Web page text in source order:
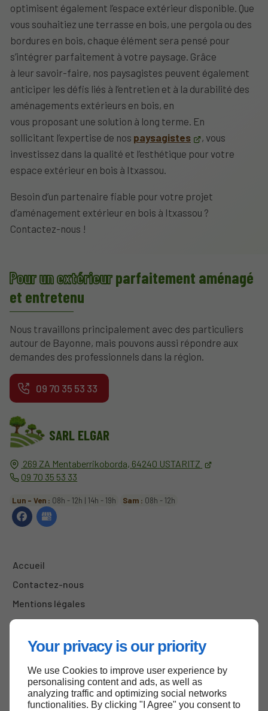
Your privacy is our priority
We use Cookies to improve user experience by
personalising content and ads, as well as
analyzing traffic and optimizing social networks
functionalities. By clicking "I Agree" you consent to
optimisent également l’espace extérieur disponible. Que
vous souhaitiez une terrasse en bois, une pergola ou des
bordures en bois, chaque élément sera pensé pour
s’intégrer parfaitement à votre paysage. Grâce
à leur savoir-faire, nos paysagistes peuvent également
anticiper les défis liés à l’entretien et à la durabilité des
aménagements extérieurs en bois, en
vous proposant une solution à long terme. En
sollicitant l’expertise de nos paysagistes
, vous
investissez dans la qualité et l’esthétique pour votre
espace extérieur en bois à Itxassou.
Besoin d’un partenaire fiable pour votre projet
d’aménagement extérieur en bois à Itxassou ?
Contactez-nous !
SARL ELGAR
269 ZA Mentaberrikoborda, 64240 USTARITZ
09 70 35 53 33
Lun - Ven : 08h - 12h | 14h - 19h Sam : 08h - 12h
Accueil
Contactez-nous
Mentions légales
Plan du site
Pour un extérieurparfaitement aménagé
et entretenu
Nous travaillons principalement avec des particuliers
autour de Bayonne, mais pouvons aussi répondre aux
demandes des professionnels dans la région.
09 70 35 53 33
Haut de page